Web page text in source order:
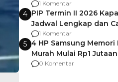
Berencana Pakai Jimat
1 Komentar
4 PIP Termin II 2026
Jadwal Lengkap dan
agar Dana Tidak
1 Komentar
5 4 HP Samsung Memori
Murah Mulai Rp1 Jutaan
0 Komentar